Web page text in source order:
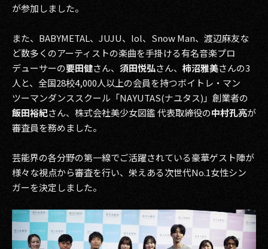
が参加しました。
また、BABYMETAL、JUJU、lol、Snow Man、渡辺麻友な
ど数多くのアーティストの楽曲を手掛ける有名音楽プロ
デューサーの要田健さん、 須田悦弘さん、 柿沼雅美さんの3
人と、全国28校4,000人以上の会員を持つボイトレ・マン
ツーマンダンススクール「NAYUTAS(ナユタス)」創業者の
飯田裕紀さん、株式会社美少女図鑑 代表取締役の中村孔亮が
審査員を務めました。
芸能界の各分野の第一線でご活躍されている豪華ゲスト陣が
様々な視点から審査を行い、栄えある次世代No.1女性シン
ガーを決定しました。